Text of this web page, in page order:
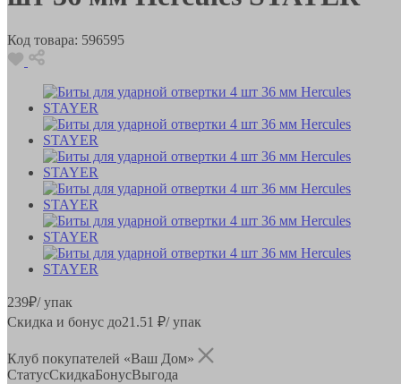
Код товара: 596595
239₽/ упак
Скидка и бонус до21.51 ₽/ упак
Клуб покупателей «Ваш Дом»
СтатусСкидкаБонусВыгода